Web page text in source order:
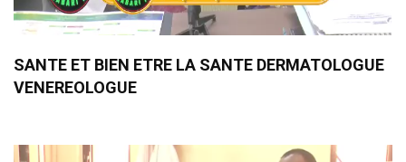
SANTE ET BIEN ETRE LA SANTE DERMATOLOGUE
VENEREOLOGUE